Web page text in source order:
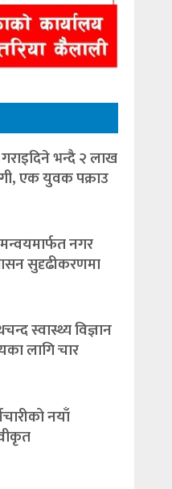
गराइदिने भन्दै २ लाख
एक युवक पक्राउ
नगर
सुदृढीकरणमा
स्वास्थ्य विज्ञान
लागि चार
नयाँ